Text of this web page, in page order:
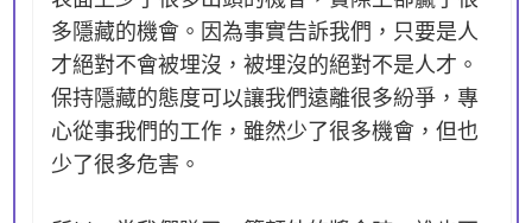
多隱藏的機會。因為事實告訴我們，只要是人
才絕對不會被埋沒，被埋沒的絕對不是人才。
保持隱藏的態度可以讓我們遠離很多紛爭，專
心從事我們的工作，雖然少了很多機會，但也
少了很多危害。